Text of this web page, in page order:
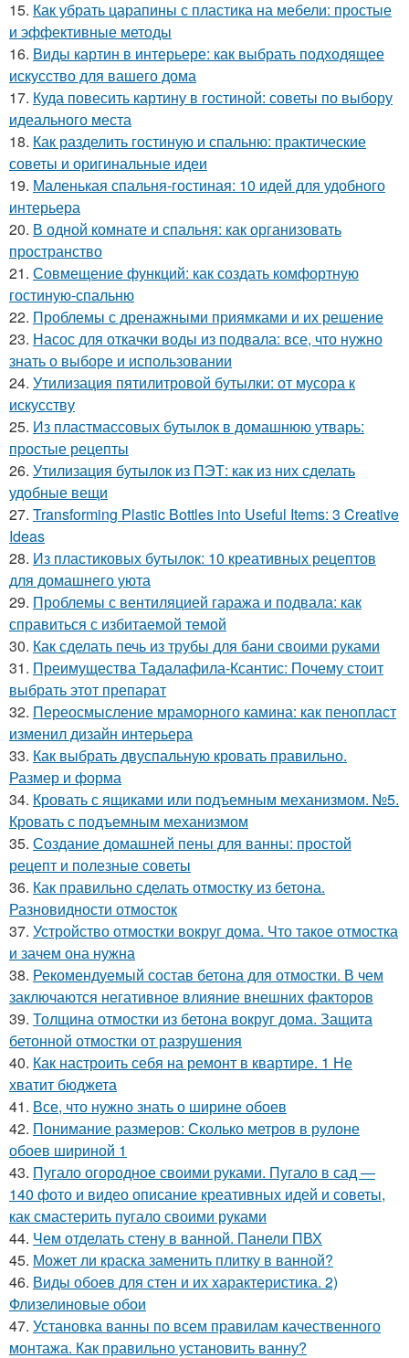
15. Как убрать царапины с пластика на мебели: простые
и эффективные методы
16. Виды картин в интерьере: как выбрать подходящее
искусство для вашего дома
17. Куда повесить картину в гостиной: советы по выбору
идеального места
18. Как разделить гостиную и спальню: практические
советы и оригинальные идеи
19. Маленькая спальня-гостиная: 10 идей для удобного
интерьера
20. В одной комнате и спальня: как организовать
пространство
21. Совмещение функций: как создать комфортную
гостиную-спальню
22. Проблемы с дренажными приямками и их решение
23. Насос для откачки воды из подвала: все, что нужно
знать о выборе и использовании
24. Утилизация пятилитровой бутылки: от мусора к
искусству
25. Из пластмассовых бутылок в домашнюю утварь:
простые рецепты
26. Утилизация бутылок из ПЭТ: как из них сделать
удобные вещи
27. Transforming Plastic Bottles into Useful Items: 3 Creative
Ideas
28. Из пластиковых бутылок: 10 креативных рецептов
для домашнего уюта
29. Проблемы с вентиляцией гаража и подвала: как
справиться с избитаемой темой
30. Как сделать печь из трубы для бани своими руками
31. Преимущества Тадалафила-Ксантис: Почему стоит
выбрать этот препарат
32. Переосмысление мраморного камина: как пенопласт
изменил дизайн интерьера
33. Как выбрать двуспальную кровать правильно.
Размер и форма
34. Кровать с ящиками или подъемным механизмом. №5.
Кровать с подъемным механизмом
35. Создание домашней пены для ванны: простой
рецепт и полезные советы
36. Как правильно сделать отмостку из бетона.
Разновидности отмосток
37. Устройство отмостки вокруг дома. Что такое отмостка
и зачем она нужна
38. Рекомендуемый состав бетона для отмостки. В чем
заключаются негативное влияние внешних факторов
39. Толщина отмостки из бетона вокруг дома. Защита
бетонной отмостки от разрушения
40. Как настроить себя на ремонт в квартире. 1 Не
хватит бюджета
41. Все, что нужно знать о ширине обоев
42. Понимание размеров: Сколько метров в рулоне
обоев шириной 1
43. Пугало огородное своими руками. Пугало в сад —
140 фото и видео описание креативных идей и советы,
как смастерить пугало своими руками
44. Чем отделать стену в ванной. Панели ПВХ
45. Может ли краска заменить плитку в ванной?
46. Виды обоев для стен и их характеристика. 2)
Флизелиновые обои
47. Установка ванны по всем правилам качественного
монтажа. Как правильно установить ванну?